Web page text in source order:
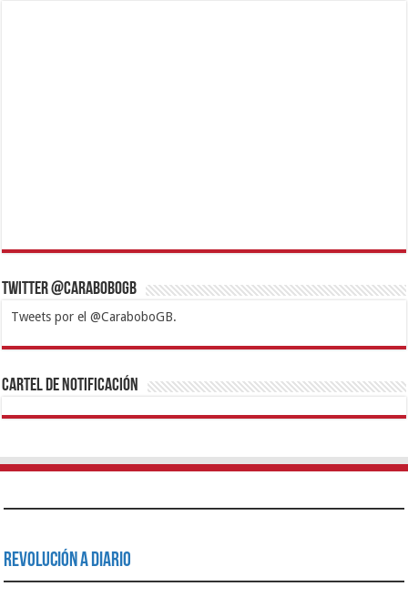
Twitter @CaraboboGB
Tweets por el @CaraboboGB.
1xbetBetturkeyBetistKralbetSupertotobetTipobetMatadorbetMariobet
https://mvbcasino.com/
Cartel de Notificación
Revolución a Diario